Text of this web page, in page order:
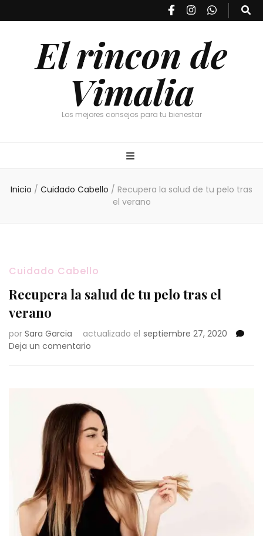
El rincon de
Vimalia
Los mejores consejos para tu bienestar
Inicio / Cuidado Cabello / Recupera la salud de tu pelo tras
el verano
Cuidado Cabello
Recupera la salud de tu pelo tras el
verano
por Sara Garcia actualizado el septiembre 27, 2020
Deja un comentario
tu
pelo
tras
el
verano